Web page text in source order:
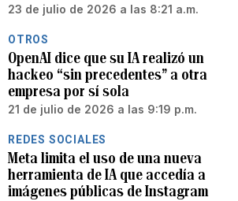
23 de julio de 2026 a las 8:21 a.m.
OTROS
OpenAI dice que su IA realizó un
hackeo “sin precedentes” a otra
empresa por sí sola
21 de julio de 2026 a las 9:19 p.m.
REDES SOCIALES
Meta limita el uso de una nueva
herramienta de IA que accedía a
imágenes públicas de Instagram